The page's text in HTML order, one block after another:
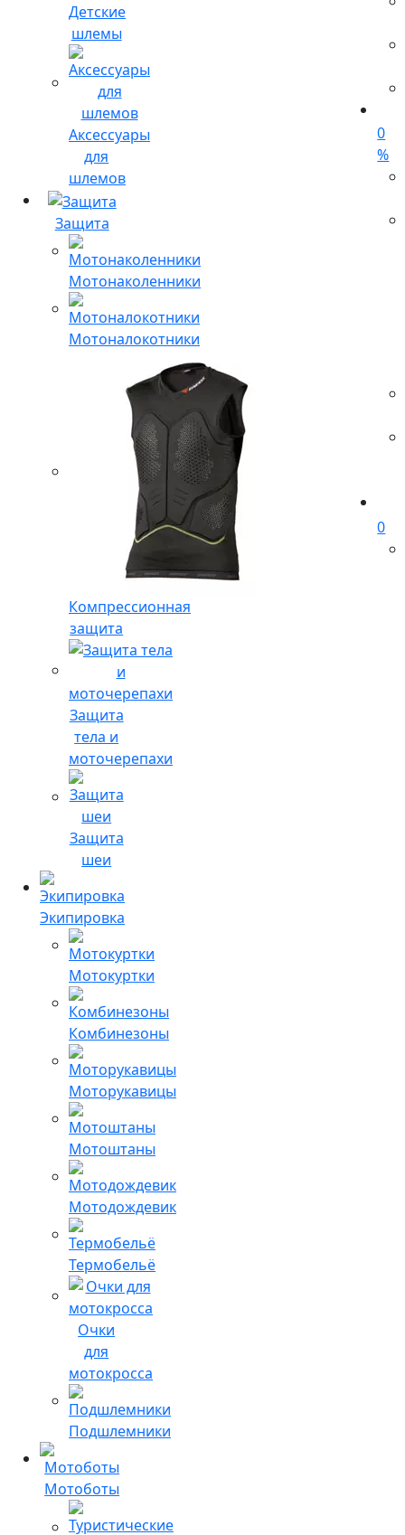
Детские
шлемы
Аксессуары
для
шлемов
Защита
Мотонаколенники
Мотоналокотники
Компрессионная
защита
Защита
тела и
моточерепахи
Защита
шеи
Экипировка
Мотокуртки
Комбинезоны
Моторукавицы
Мотоштаны
Мотодождевик
Термобельё
Очки
для
мотокросса
Подшлемники
Мотоботы
0
%
0